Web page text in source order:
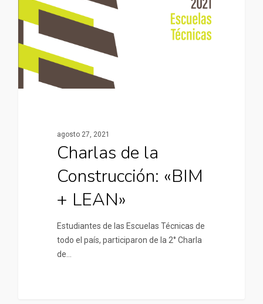
agosto 27, 2021
Charlas de la
Construcción: «BIM
+ LEAN»
Estudiantes de las Escuelas Técnicas de
todo el país, participaron de la 2° Charla
de…